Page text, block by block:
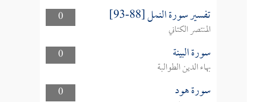
0
تفسير سورة النمل [88-93]
المنتصر الكتاني
0
سورة البينة
بهاء الدين الطوالبة
0
سورة هود